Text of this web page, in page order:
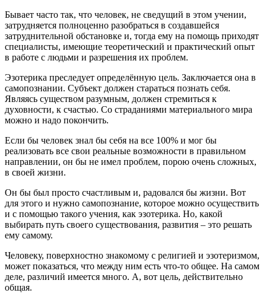
Бывает часто так, что человек, не сведущий в этом учении,
затрудняется полноценно разобраться в создавшейся
затруднительной обстановке и, тогда ему на помощь приходят
специалисты, имеющие теоретический и практический опыт
в работе с людьми и разрешения их проблем.
Эзотерика преследует определённую цель. Заключается она в
самопознании. Субъект должен стараться познать себя.
Являясь существом разумным, должен стремиться к
духовности, к счастью. Со страданиями материального мира
можно и надо покончить.
Если бы человек знал бы себя на все 100% и мог бы
реализовать все свои реальные возможности в правильном
направлении, он бы не имел проблем, порою очень сложных,
в своей жизни.
Он бы был просто счастливым и, радовался бы жизни. Вот
для этого и нужно самопознание, которое можно осуществить
и с помощью такого учения, как эзотерика. Но, какой
выбирать путь своего существования, развития – это решать
ему самому.
Человеку, поверхностно знакомому с религией и эзотеризмом,
может показаться, что между ним есть что-то общее. На самом
деле, различий имеется много. А, вот цель, действительно
общая.